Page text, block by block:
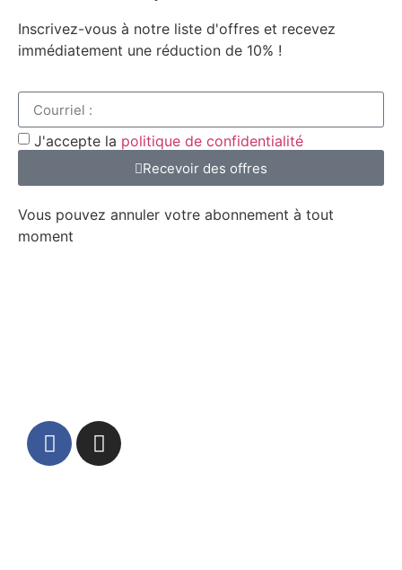
Inscrivez-vous à notre liste d'offres et recevez
immédiatement une réduction de 10% !
J'accepte la politique de confidentialité
Recevoir des offres
Vous pouvez annuler votre abonnement à tout
moment